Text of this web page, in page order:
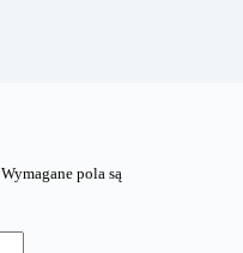
Wymagane pola są